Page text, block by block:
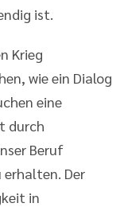
ist.
Krieg
wie ein Dialog
eine
durch
Beruf
Der
in